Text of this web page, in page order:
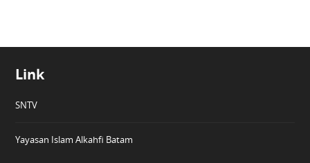
Link
SNTV
Yayasan Islam Alkahfi Batam